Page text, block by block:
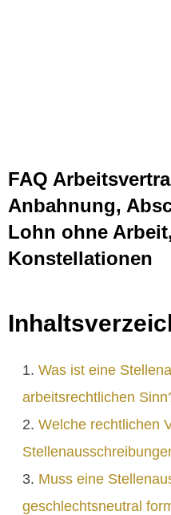
FAQ
Anbahnung,
Lohn ohne
Konstellationen
Was ist eine
arbeitsrechtlichen
Welche rechtlichen
Muss eine
geschlechtsneutral